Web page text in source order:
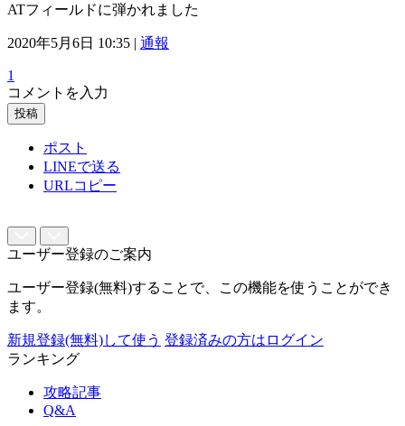
ATフィールドに弾かれました
2020年5月6日 10:35 | 通報
1
コメントを入力
投稿
ポスト
LINEで送る
URLコピー
ユーザー登録のご案内
ユーザー登録(無料)することで、この機能を使うことができ
ます。
新規登録(無料)して使う 登録済みの方はログイン
ランキング
攻略記事
Q&A